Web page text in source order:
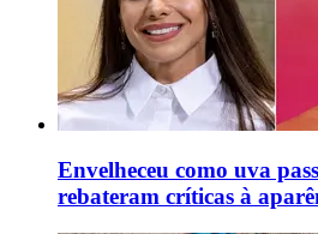
Envelheceu como uva
rebateram críticas à